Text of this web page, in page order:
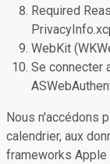
Required
WebKit
Se connecter
Nous n'accédons
calendrier, aux
frameworks